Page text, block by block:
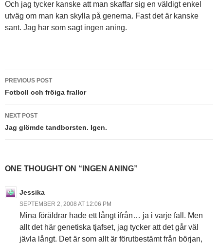
Och jag tycker kanske att man skaffar sig en väldigt enkel
utväg om man kan skylla på generna. Fast det är kanske
sant. Jag har som sagt ingen aning.
Post
navigation
PREVIOUS POST
Fotboll och fröiga frallor
NEXT POST
Jag glömde tandborsten. Igen.
ONE THOUGHT ON “INGEN ANING”
Jessika
SEPTEMBER 2, 2008 AT 12:06 PM
Mina föräldrar hade ett långt ifrån… ja i varje fall. Men
allt det här genetiska tjafset, jag tycker att det går väl
jävla långt. Det är som allt är förutbestämt från början,